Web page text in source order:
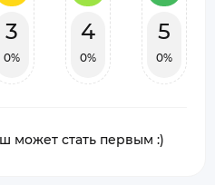
3
0%
4
0%
5
0%
может стать первым :)